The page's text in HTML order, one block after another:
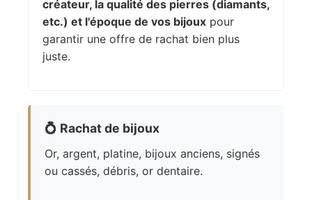
créateur, la qualité des pierres (diamants,
etc.) et l'époque de vos bijoux pour
garantir une offre de rachat bien plus
juste.
💍 Rachat de bijoux
Or, argent, platine, bijoux anciens, signés
ou cassés, débris, or dentaire.